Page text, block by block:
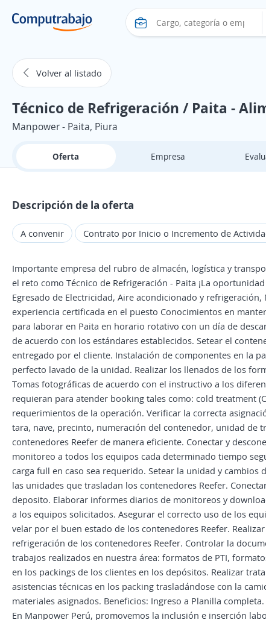
Volver al listado
Técnico de Refrigeración / Paita -
Manpower - Paita, Piura
Oferta Empresa
Descripción de la oferta
A convenir Contrato por Inicio o Incremento de
Importante empresa del rubro de almacén, logística y
el reto como Técnico de Refrigeración - Paita ¡La
Egresado de Electricidad, Aire acondicionado y
experiencia certificada en el puesto Conocimientos en
para laborar en Paita en horario rotativo con un día de
de acuerdo con los estándares establecidos. Setear el
entregado por el cliente. Instalación de componentes en la
perfecto lavado de la unidad. Realizar los llenados de los
Tomas fotográficas de acuerdo con el instructivo a los
requieran para atender booking tales como: cold treatment
requerimientos de la operación. Verificar la correcta
tara, nave, precinto, numeración del contenedor, unidad de
contenedores Reefer de manera eficiente. Conectar y
monitoreo a todos los equipos cada determinado tiempo
carga full en caso sea requerido. Setear la unidad y
las unidades que trasladan los contenedores Reefer.
deposito. Elaborar informes diarios de monitoreos y
a los equipos solicitados. Asegurar el correcto uso de los
velar por el buen estado de los contenedores Reefer.
refrigeración de los contenedores Reefer. Controlar la
trabajos realizados en nuestra área: formatos de PTI,
en los packings de los clientes en los depósitos. Realizar
asistencias técnicas en los packing trasladándose con la
materiales asignados. Beneficios: Ingreso a Planilla
En Manpower Perú, promovemos la inclusión e inserción